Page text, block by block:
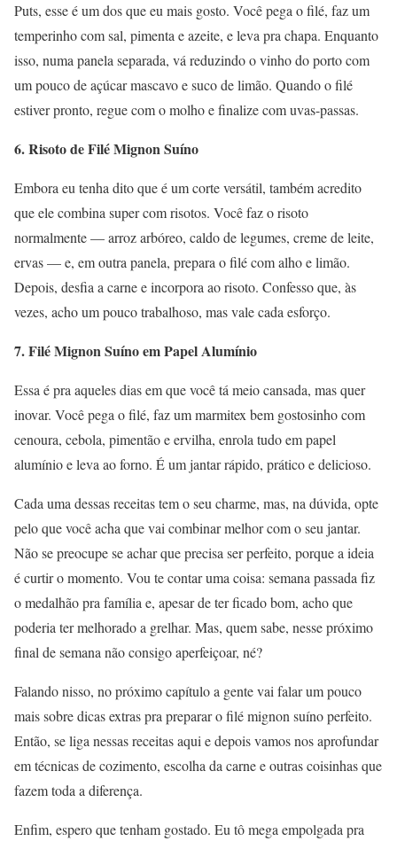
Puts, esse é um dos que eu mais gosto. Você pega o filé, faz um
temperinho com sal, pimenta e azeite, e leva pra chapa. Enquanto
isso, numa panela separada, vá reduzindo o vinho do porto com
um pouco de açúcar mascavo e suco de limão. Quando o filé
estiver pronto, regue com o molho e finalize com uvas-passas.
6. Risoto de Filé Mignon Suíno
Embora eu tenha dito que é um corte versátil, também acredito
que ele combina super com risotos. Você faz o risoto
normalmente — arroz arbóreo, caldo de legumes, creme de leite,
ervas — e, em outra panela, prepara o filé com alho e limão.
Depois, desfia a carne e incorpora ao risoto. Confesso que, às
vezes, acho um pouco trabalhoso, mas vale cada esforço.
7. Filé Mignon Suíno em Papel Alumínio
Essa é pra aqueles dias em que você tá meio cansada, mas quer
inovar. Você pega o filé, faz um marmitex bem gostosinho com
cenoura, cebola, pimentão e ervilha, enrola tudo em papel
alumínio e leva ao forno. É um jantar rápido, prático e delicioso.
Cada uma dessas receitas tem o seu charme, mas, na dúvida, opte
pelo que você acha que vai combinar melhor com o seu jantar.
Não se preocupe se achar que precisa ser perfeito, porque a ideia
é curtir o momento. Vou te contar uma coisa: semana passada fiz
o medalhão pra família e, apesar de ter ficado bom, acho que
poderia ter melhorado a grelhar. Mas, quem sabe, nesse próximo
final de semana não consigo aperfeiçoar, né?
Falando nisso, no próximo capítulo a gente vai falar um pouco
mais sobre dicas extras pra preparar o filé mignon suíno perfeito.
Então, se liga nessas receitas aqui e depois vamos nos aprofundar
em técnicas de cozimento, escolha da carne e outras coisinhas que
fazem toda a diferença.
Enfim, espero que tenham gostado. Eu tô mega empolgada pra